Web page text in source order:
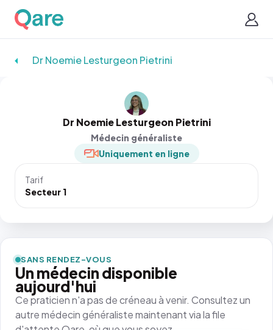
Dr Noemie Lesturgeon Pietrini
Dr Noemie Lesturgeon Pietrini
Médecin généraliste
Uniquement en ligne
Tarif
Secteur 1
SANS RENDEZ-VOUS
Un médecin disponible
aujourd'hui
Ce praticien n'a pas de créneau à venir. Consultez un
autre médecin généraliste maintenant via la file